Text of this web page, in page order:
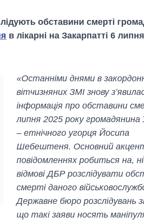
обставини смерті
в лікарні на Закарпатті 6
«Останніми днями в
вітчизняних ЗМІ знову
інформація про обставини
липня 2025 року громадянина
– етнічного угорця Йосипа
Шебештеня. Основний
повідомленнях робиться на,
відмові ДБР розслідувати
смерті даного
Державне бюро розслідувань
що такі заяви носять
Як
на